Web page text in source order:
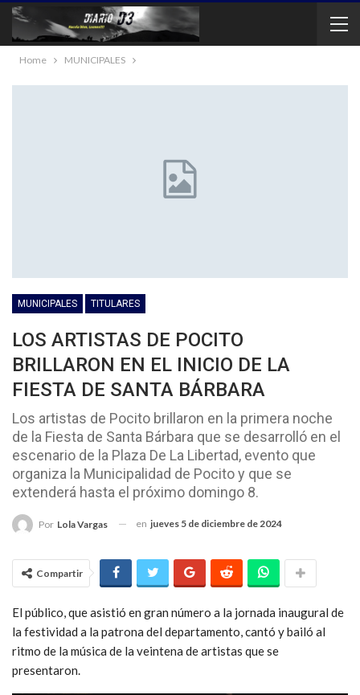
Home MUNICIPALES
MUNICIPALES TITULARES
LOS ARTISTAS DE POCITO
BRILLARON EN EL INICIO DE LA
FIESTA DE SANTA BÁRBARA
Los artistas de Pocito brillaron en la primera noche
de la Fiesta de Santa Bárbara que se desarrolló en el
escenario de la Plaza De La Libertad, evento que
organiza la Municipalidad de Pocito y que se
extenderá hasta el próximo domingo 8.
Por Lola Vargas en jueves 5 de diciembre de 2024
Compartir
El público, que asistió en gran número a la jornada inaugural de
la festividad a la patrona del departamento, cantó y bailó al
ritmo de la música de la veintena de artistas que se
presentaron.